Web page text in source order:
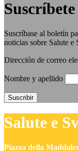
Suscríbase al boletín
noticias sobre Salute e
Dirección de correo
Nombre y apellido
Salute e
Piazza della